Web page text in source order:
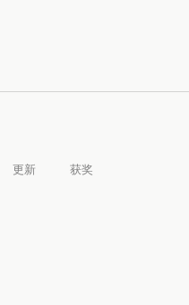
更新 获奖